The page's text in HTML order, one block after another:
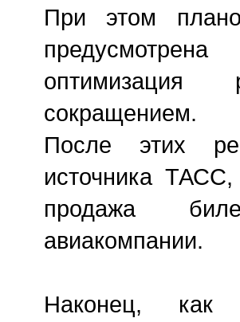
При этом
сокращением.
После этих
источника ТАСС,
продажа
авиакомпании.
Наконец, как